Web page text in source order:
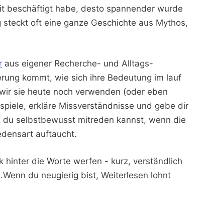
beschäftigt habe, desto spannender wurde
oft⁤ eine ganze Geschichte aus Mythos,
aus eigener Recherche- und Alltags-
kommt, ⁤wie‍ sich ihre ‍Bedeutung im‌ lauf
sie‍ heute noch verwenden (oder ‌eben
erkläre Missverständnisse und ⁣gebe dir
⁢selbstbewusst⁢ mitreden⁤ kannst,⁤ wenn ‌die
auftaucht.
hinter die ‌Worte werfen -​ kurz, verständlich
‌du ‌neugierig ⁢bist, Weiterlesen lohnt